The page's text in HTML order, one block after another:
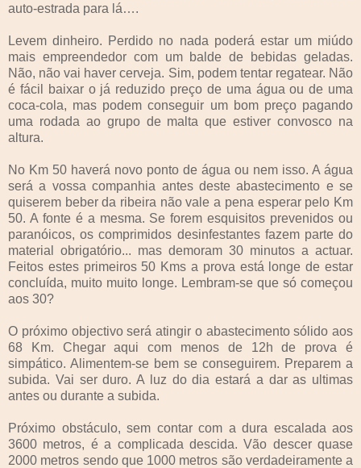
auto-estrada para lá….
Levem dinheiro. Perdido no nada poderá estar um miúdo
mais empreendedor com um balde de bebidas geladas.
Não, não vai haver cerveja. Sim, podem tentar regatear. Não
é fácil baixar o já reduzido preço de uma água ou de uma
coca-cola, mas podem conseguir um bom preço pagando
uma rodada ao grupo de malta que estiver convosco na
altura.
No Km 50 haverá novo ponto de água ou nem isso. A água
será a vossa companhia antes deste abastecimento e se
quiserem beber da ribeira não vale a pena esperar pelo Km
50. A fonte é a mesma. Se forem esquisitos prevenidos ou
paranóicos, os comprimidos desinfestantes fazem parte do
material obrigatório... mas demoram 30 minutos a actuar.
Feitos estes primeiros 50 Kms a prova está longe de estar
concluída, muito muito longe. Lembram-se que só começou
aos 30?
O próximo objectivo será atingir o abastecimento sólido aos
68 Km. Chegar aqui com menos de 12h de prova é
simpático. Alimentem-se bem se conseguirem. Preparem a
subida. Vai ser duro. A luz do dia estará a dar as ultimas
antes ou durante a subida.
Próximo obstáculo, sem contar com a dura escalada aos
3600 metros, é a complicada descida. Vão descer quase
2000 metros sendo que 1000 metros são verdadeiramente a